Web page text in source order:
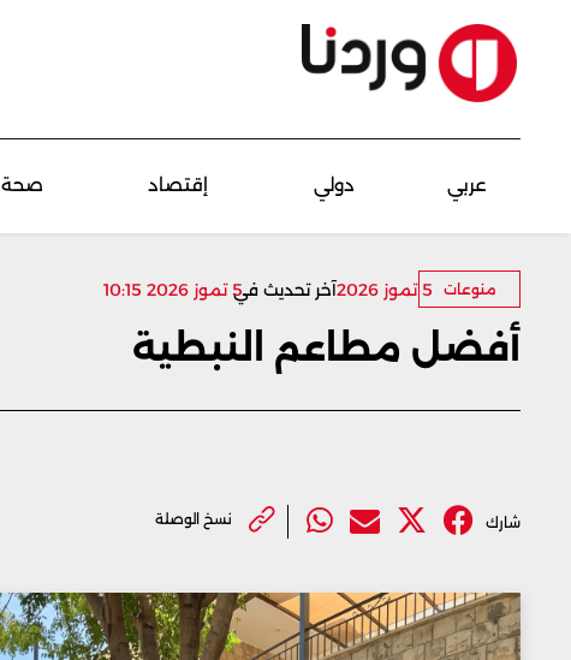
عربي دولي إقتصاد صحة
منوعات 5 تموز 2026 آخر تحديث في
5 تموز 2026 10:15
أفضل مطاعم النبطية
شارك نسخ الوصلة